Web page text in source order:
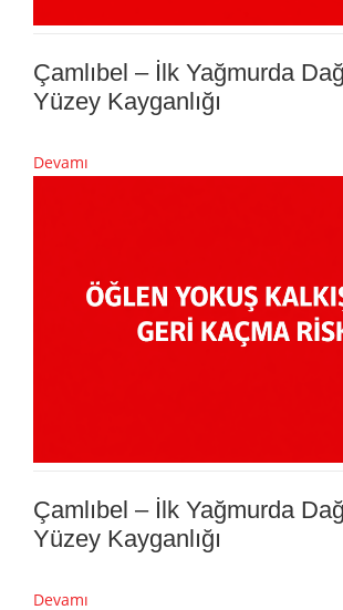
Çamlıbel – İlk Yağmurda
Yüzey Kayganlığı
Devamı
Çamlıbel – İlk Yağmurda
Yüzey Kayganlığı
Devamı